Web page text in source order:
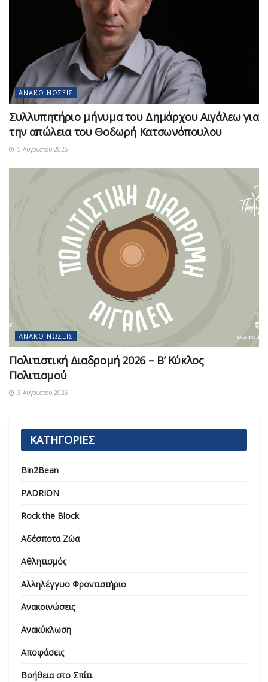
ΑΝΑΚΟΙΝΏΣΕΙΣ
Συλλυπητήριο μήνυμα του Δημάρχου Αιγάλεω για
την απώλεια του Θοδωρή Κατσωνόπουλου
5 Αυγούστου 2026
ΑΝΑΚΟΙΝΏΣΕΙΣ
Πολιτιστική Διαδρομή 2026 – Β’ Κύκλος
Πολιτισμού
3 Αυγούστου 2026
ΚΑΤΗΓΟΡΙΕΣ
Bin2Bean
PADRION
Rock the Block
Αδέσποτα Ζώα
Αθλητισμός
Αλληλέγγυο Φροντιστήριο
Ανακοινώσεις
Ανακύκλωση
Αποφάσεις
Βοήθεια στο Σπίτι